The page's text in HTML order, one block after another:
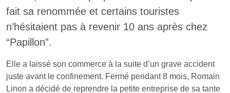
fait sa renommée et certains touristes
n’hésitaient pas à revenir 10 ans après chez
“Papillon”.
Elle a laissé son commerce à la suite d’un grave accident
juste avant le confinement. Fermé pendant 8 mois, Romain
Linon a décidé de reprendre la petite entreprise de sa tante